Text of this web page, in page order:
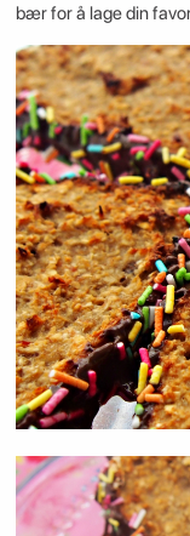
bær for å lage din